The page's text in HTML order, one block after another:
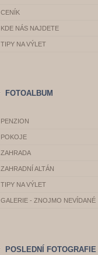
CENÍK
KDE NÁS NAJDETE
TIPY NA VÝLET
FOTOALBUM
PENZION
POKOJE
ZAHRADA
ZAHRADNÍ ALTÁN
TIPY NA VÝLET
GALERIE - ZNOJMO NEVÍDANÉ
POSLEDNÍ FOTOGRAFIE